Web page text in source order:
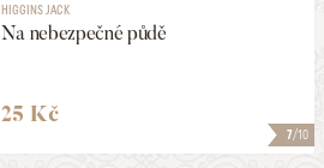
7/10
HIGGINS JACK
Na nebezpečné půdě
25 Kč